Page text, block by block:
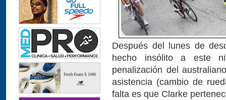
Después del lunes de
hecho insólito a este
penalización del
asistencia (cambio de
falta es que Clarke